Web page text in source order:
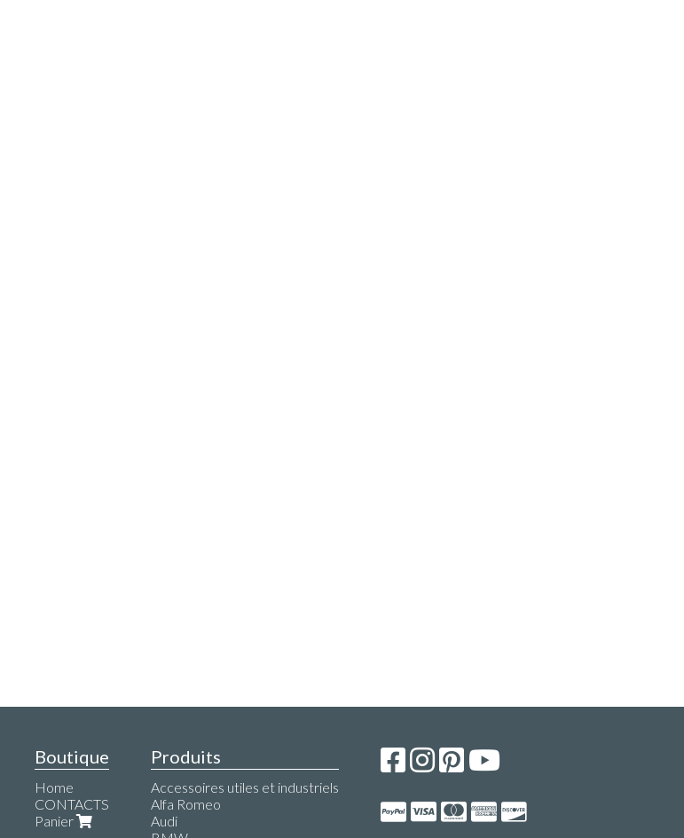
Boutique
Home
CONTACTS
Panier
Produits
Accessoires utiles et industriels
Alfa Romeo
Audi